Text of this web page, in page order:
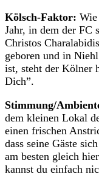
Kölsch-Faktor: Wie
Jahr, in dem der FC
Christos
geboren und in
ist, steht der Kölner
Dich”.
Stimmung/
dem kleinen Lokal
einen frischen
dass seine Gäste
am besten gleich
kannst du einfach